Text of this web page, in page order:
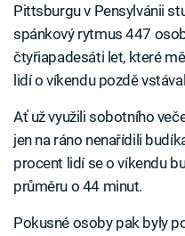
Pittsburgu v Pensylvánii
spánkový rytmus 447
čtyřiapadesáti let, které
lidí o víkendu pozdě
Ať už využili sobotního
jen na ráno nenařídili
procent lidí se o víkendu
průměru o 44 minut.
Pokusné osoby pak byly